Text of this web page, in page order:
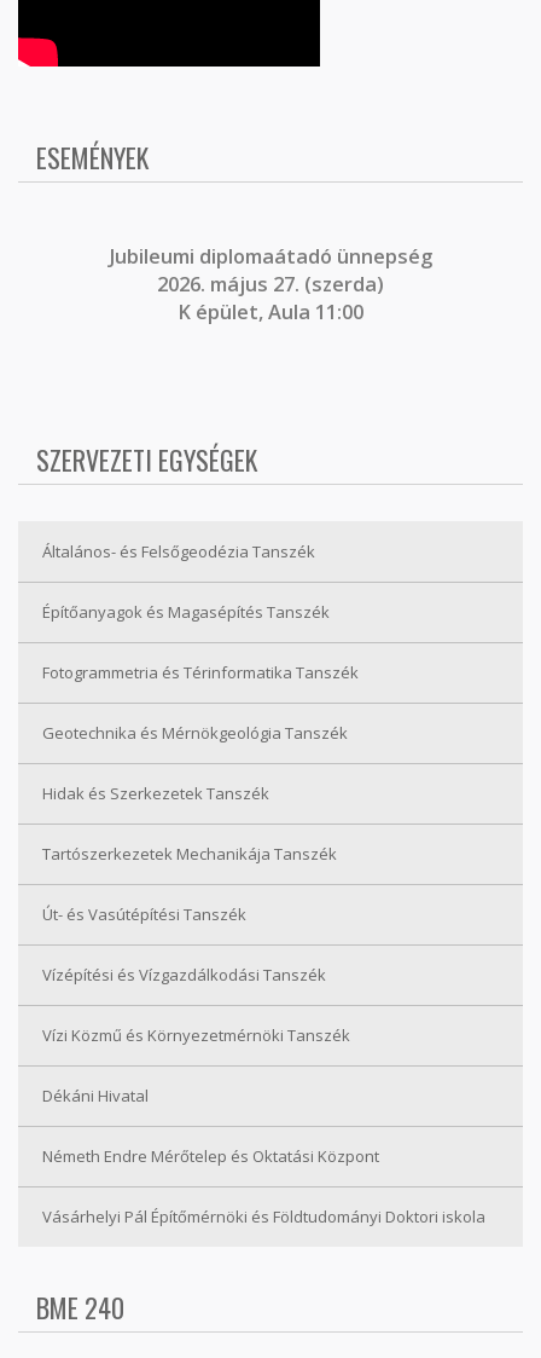
ESEMÉNYEK
Jubileumi diplomaátadó ünnepség
2026. május 27. (szerda)
K épület, Aula 11:00
SZERVEZETI EGYSÉGEK
Általános- és Felsőgeodézia Tanszék
Építőanyagok és Magasépítés Tanszék
Fotogrammetria és Térinformatika Tanszék
Geotechnika és Mérnökgeológia Tanszék
Hidak és Szerkezetek Tanszék
Tartószerkezetek Mechanikája Tanszék
Út- és Vasútépítési Tanszék
Vízépítési és Vízgazdálkodási Tanszék
Vízi Közmű és Környezetmérnöki Tanszék
Dékáni Hivatal
Németh Endre Mérőtelep és Oktatási Központ
Vásárhelyi Pál Építőmérnöki és Földtudományi Doktori iskola
BME 240